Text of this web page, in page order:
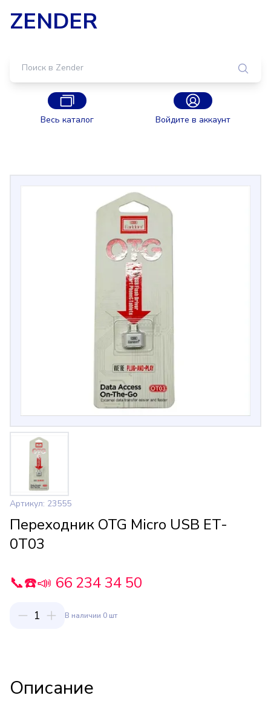
ZENDER
Весь каталог Войдите в аккаунт
Артикул: 23555
Переходник OTG Micro USB ET-
0T03
📞☎️📣 66 234 34 50
1 В наличии 0 шт
Описание